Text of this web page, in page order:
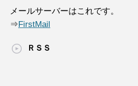
メールサーバーはこれです。
⇒FirstMail
ＲＳＳ